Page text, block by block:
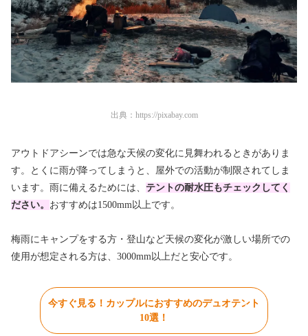
出典： https://pixabay.com
アウトドアシーンでは急な天候の変化に見舞われるときがありま
す。とくに雨が降ってしまうと、屋外での活動が制限されてしま
います。雨に備えるためには、 テントの耐水圧もチェックしてく
ださい。 おすすめは1500mm以上です。
梅雨にキャンプをする方・登山など天候の変化が激しい場所での
使用が想定される方は、3000mm以上だと安心です。
今すぐ見る！カップルにおすすめのデュオテント
10選！